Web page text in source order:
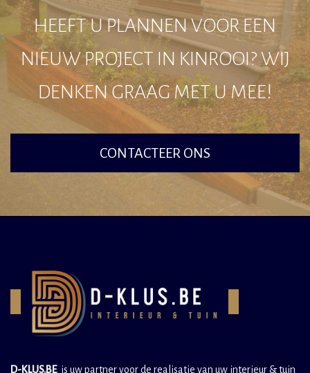
HEEFT U PLANNEN VOOR EEN
NIEUW PROJECT IN KINROOI? WIJ
DENKEN GRAAG MET U MEE!
CONTACTEER ONS
D-KLUS.BEis uw partner voor de realisatie van uw interieur & tuin